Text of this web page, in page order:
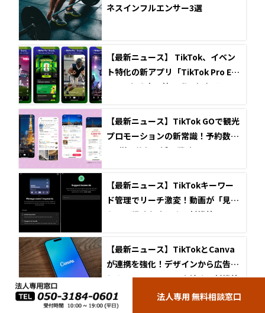
ネスインフルエンサー3選
【最新ニュース】 TikTok、イベン
ト特化の新アプリ「TikTok Pro Eve
nts」を発表！第一弾の舞台は2026
【最新ニュース】TikTok GOで観光
プロモーションの新常識！予約数27
0%増の衝撃と活用戦略
【最新ニュース】TikTokキーワー
ド管理でリーチ激変！動画が「見つ
かる」戦略を強化する新機能
【最新ニュース】TikTokとCanva
が連携を強化！デザインから広告配
信までシームレスに完結する新機能
を発表
法人専用 無料相談窓口